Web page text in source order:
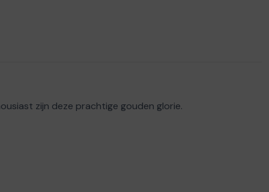
zijn deze prachtige gouden glorie.